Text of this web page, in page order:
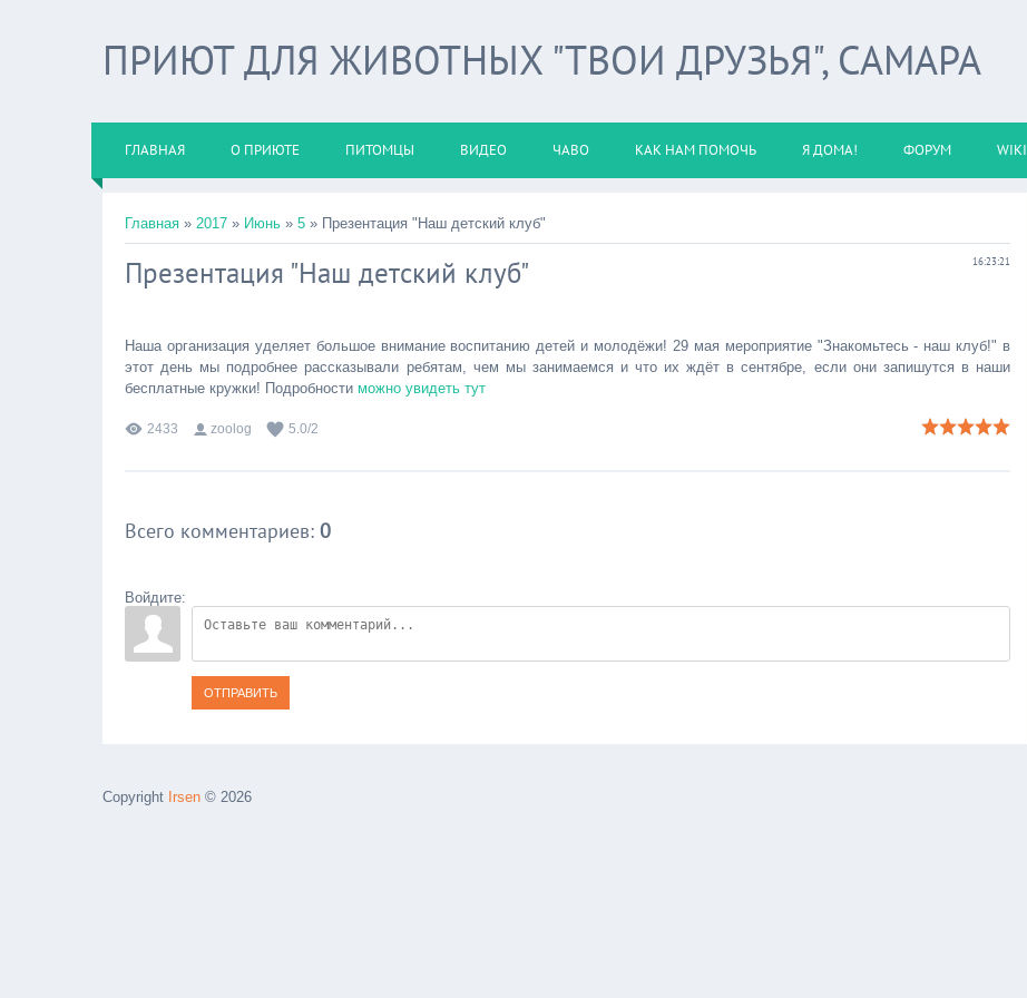
ПРИЮТ ДЛЯ ЖИВОТНЫХ "ТВОИ ДРУЗЬЯ", САМАРА
ГЛАВНАЯ О ПРИЮТЕ ПИТОМЦЫ ВИДЕО ЧАВО КАК НАМ ПОМОЧЬ Я ДОМА! ФОРУМ WIKI
Главная » 2017 » Июнь » 5 » Презентация "Наш детский клуб"
16:23:21
Презентация "Наш детский клуб"
Наша организация уделяет большое внимание воспитанию детей и молодёжи! 29 мая мероприятие "Знакомьтесь - наш клуб!" в
этот день мы подробнее рассказывали ребятам, чем мы занимаемся и что их ждёт в сентябре, если они запишутся в наши
бесплатные кружки! Подробности можно увидеть тут
2433 zoolog 5.0/2
Всего комментариев: 0
Войдите:
ОТПРАВИТЬ
Copyright Irsen © 2026